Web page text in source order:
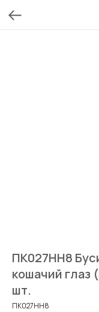
ПК027НН8
кошачий глаз
шт.
ПК027НН8